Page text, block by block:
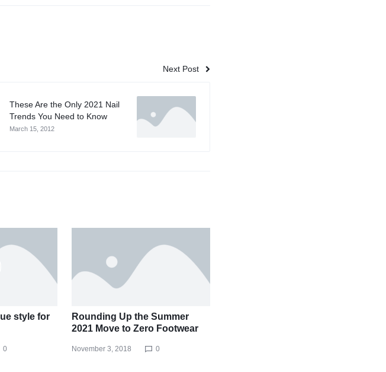
Next Post
These Are the Only 2021 Nail
Trends You Need to Know
March 15, 2012
style for
0
Rounding Up the Summer
2021 Move to Zero Footwear
November 3, 2018 0